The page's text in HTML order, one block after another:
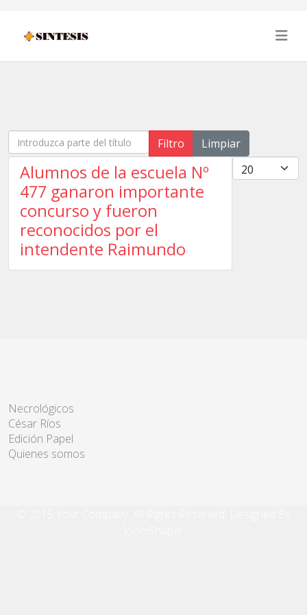
Introduzca parte del título Filtro
Limpiar
Cantidad
Alumnos de la escuela Nº
477 ganaron importante
concurso y fueron
reconocidos por el
intendente Raimundo
Necrológicos
César Ríos
Edición Papel
Quienes somos